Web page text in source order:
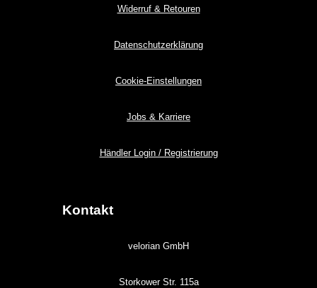
Widerruf & Retouren
Datenschutzerklärung
Cookie-Einstellungen
Jobs & Karriere
Händler Login / Registrierung
Kontakt
velorian GmbH
Storkower Str. 115a